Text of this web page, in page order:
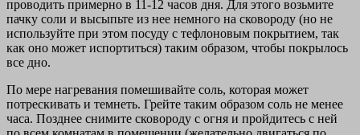
проводить примерно в 11-12 часов дня. Для этого возьмите
пачку соли и высыпьте из нее немного на сковороду (но не
используйте при этом посуду с тефлоновым покрытием, так
как оно может испортиться) таким образом, чтобы покрылось
все дно.
По мере нагревания помешивайте соль, которая может
потрескивать и темнеть. Грейте таким образом соль не менее
часа. Позднее снимите сковороду с огня и пройдитесь с ней